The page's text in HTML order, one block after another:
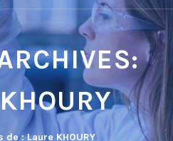
de : Laure KHOURY